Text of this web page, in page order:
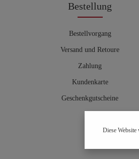
Bestellung
Bestellvorgang
Versand und Retoure
Zahlung
Kundenkarte
Geschenkgutscheine
Diese Website